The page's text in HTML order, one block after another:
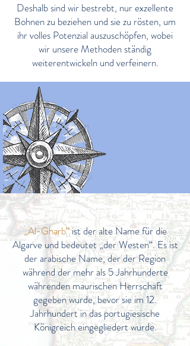
Deshalb sind wir bestrebt, nur exzellente
Bohnen zu beziehen und sie zu rösten, um
ihr volles Potenzial auszuschöpfen, wobei
wir unsere Methoden ständig
weiterentwickeln und verfeinern.
Über die Marke Al-Gharb
„Al-Gharb“ist der alte Name für die
Algarve und bedeutet „der Westen“. Es ist
der arabische Name, der der Region
während der mehr als 5 Jahrhunderte
währenden maurischen Herrschaft
gegeben wurde, bevor sie im 12.
Jahrhundert in das portugiesische
Königreich eingegliedert wurde.